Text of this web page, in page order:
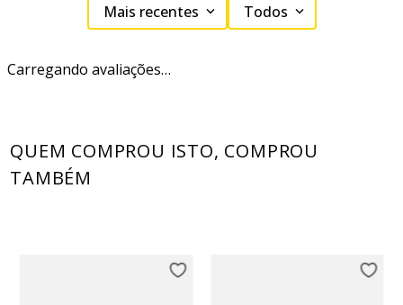
Mais recentes Todos
Carregando avaliações…
QUEM COMPROU ISTO, COMPROU
TAMBÉM